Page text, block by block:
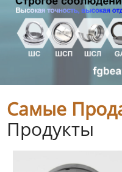
Самые
Продукты